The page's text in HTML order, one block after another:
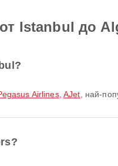
Istanbul до
Airlines,AJet , най-